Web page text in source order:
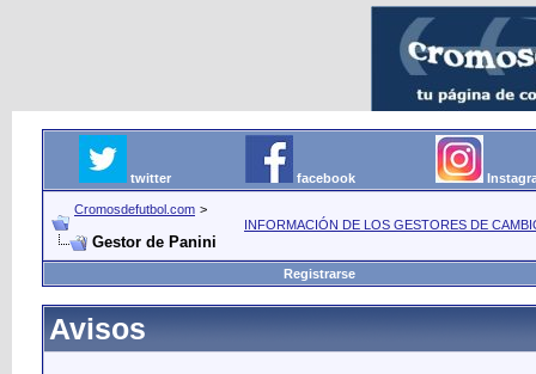
twitter facebook
Cromosdefutbol.com >
INFORMACIÓN DE LOS GESTORES DE
Gestor de Panini
Registrarse
Avisos